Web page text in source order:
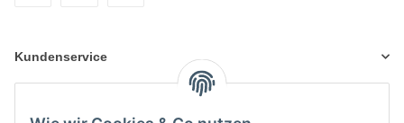
Kundenservice